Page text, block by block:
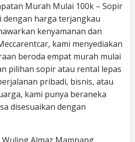
Murah Mulai 100k – Sopir
dengan harga terjangkau
kenyamanan dan
kami menyediakan
beroda empat murah mulai
pilihan sopir atau rental lepas
pribadi, bisnis, atau
kami punya beraneka
disesuaikan dengan